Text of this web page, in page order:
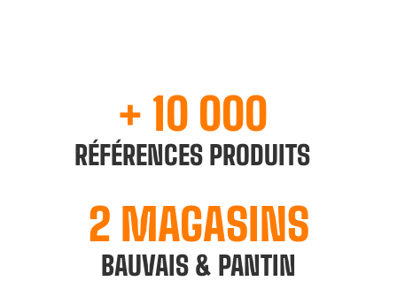
+ 10 000
RÉFÉRENCES PRODUITS
BAUVAIS & PANTIN
2 MAGASINS